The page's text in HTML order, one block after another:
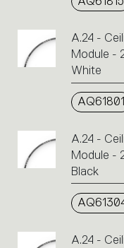
A.24 -
Module -
White
AQ61801
A.24 -
Module -
Black
A.24 -